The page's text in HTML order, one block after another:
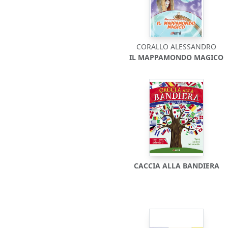
CORALLO ALESSANDRO
IL MAPPAMONDO MAGICO
CACCIA ALLA BANDIERA